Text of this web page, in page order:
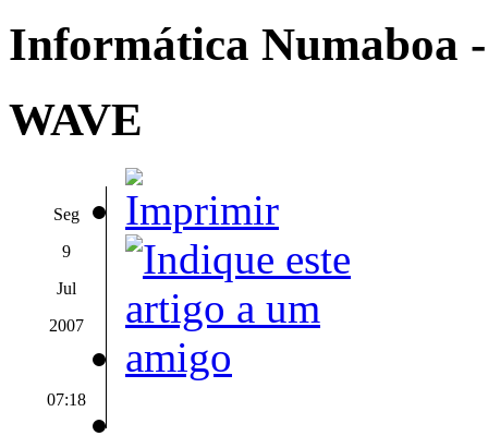
Informática Numaboa
WAVE
Seg
9
Jul
2007
07:18